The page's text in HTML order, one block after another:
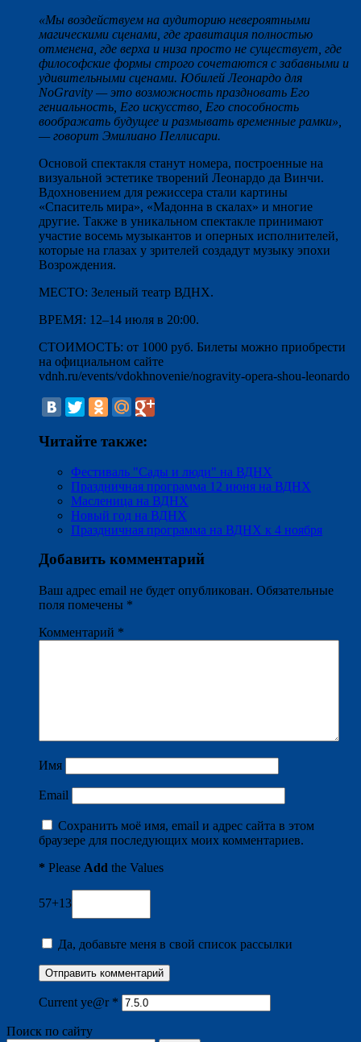
«Мы воздействуем на аудиторию невероятными
магическими сценами, где гравитация полностью
отменена, где верха и низа просто не существует, где
философские формы строго сочетаются с забавными и
удивительными сценами. Юбилей Леонардо для
NoGravity — это возможность праздновать Его
гениальность, Его искусство, Его способность
воображать будущее и размывать временные рамки»,
— говорит Эмилиано Пеллисари.
Основой спектакля станут номера, построенные на
визуальной эстетике творений Леонардо да Винчи.
Вдохновением для режиссера стали картины
«Спаситель мира», «Мадонна в скалах» и многие
другие. Также в уникальном спектакле принимают
участие восемь музыкантов и оперных исполнителей,
которые на глазах у зрителей создадут музыку эпохи
Возрождения.
МЕСТО: Зеленый театр ВДНХ.
ВРЕМЯ: 12–14 июля в 20:00.
СТОИМОСТЬ: от 1000 руб. Билеты можно приобрести
на официальном сайте
vdnh.ru/events/vdokhnovenie/nogravity-opera-shou-leonardo
Читайте также:
Фестиваль "Сады и люди" на ВДНХ
Праздничная программа 12 июня на ВДНХ
Масленица на ВДНХ
Новый год на ВДНХ
Праздничная программа на ВДНХ к 4 ноября
Добавить комментарий
Ваш адрес email не будет опубликован. Обязательные
поля помечены *
Комментарий *
Имя
Email
Сохранить моё имя, email и адрес сайта в этом
браузере для последующих моих комментариев.
* Please Add the Values
57+13
Да, добавьте меня в свой список рассылки
Current ye@r *
Поиск по сайту